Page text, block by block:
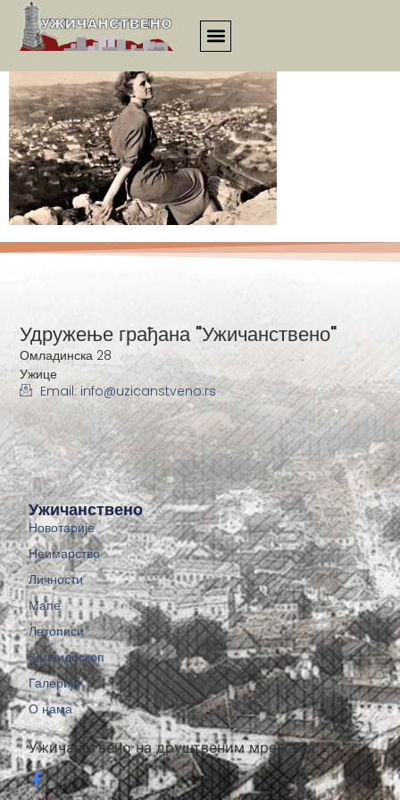
1152
Ужичанствено на друштвеним мрежама:
Ужичанствено
Новотарије
Неимарство
Личности
Мапе
Летописи
Калеидоскоп
Галерије
О нама
Удружење грађана "Ужичанствено"
Омладинска 28
Ужице
Email: info@uzicanstveno.rs